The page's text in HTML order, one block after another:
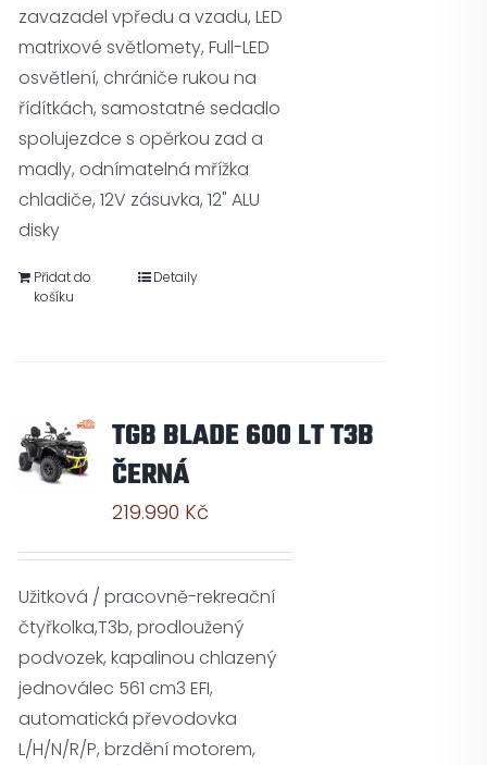
zavazadel vpředu a vzadu, LED
matrixové světlomety, Full-LED
osvětlení, chrániče rukou na
řídítkách, samostatné sedadlo
spolujezdce s opěrkou zad a
madly, odnímatelná mřížka
chladiče, 12V zásuvka, 12" ALU
disky
Přidat do
košíku
Detaily
TGB BLADE 600 LT T3B
ČERNÁ
219.990 Kč
Užitková / pracovně-rekreační
čtyřkolka,T3b, prodloužený
podvozek, kapalinou chlazený
jednoválec 561 cm3 EFI,
automatická převodovka
L/H/N/R/P, brzdění motorem,